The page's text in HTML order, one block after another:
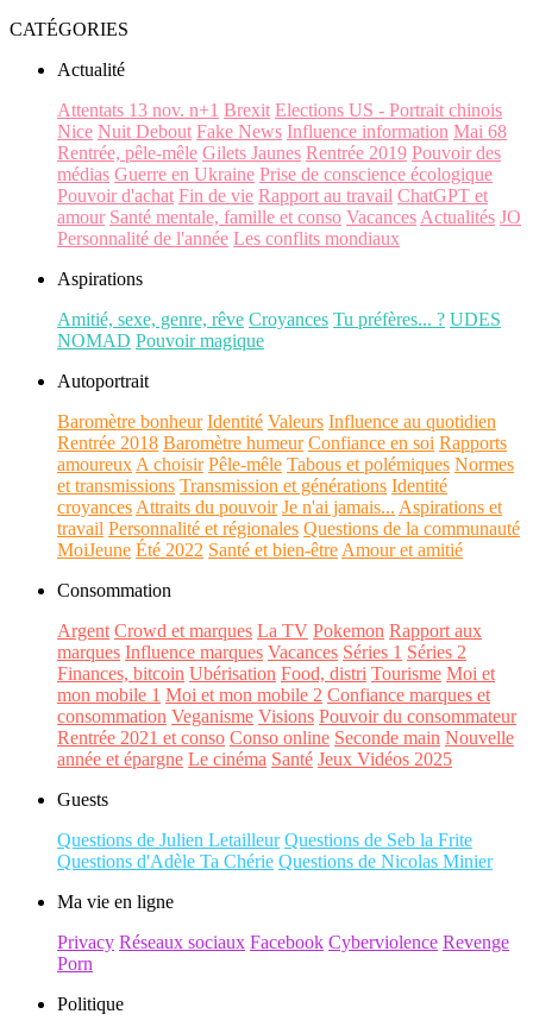
CATÉGORIES
Actualité
Attentats 13 nov. n+1 Brexit Elections US - Portrait chinois
Nice Nuit Debout Fake News Influence information Mai 68
Rentrée, pêle-mêle Gilets Jaunes Rentrée 2019 Pouvoir des
médias Guerre en Ukraine Prise de conscience écologique
Pouvoir d'achat Fin de vie Rapport au travail ChatGPT et
amour Santé mentale, famille et conso Vacances Actualités JO
Personnalité de l'année Les conflits mondiaux
Aspirations
Amitié, sexe, genre, rêve Croyances Tu préfères... ? UDES
NOMAD Pouvoir magique
Autoportrait
Baromètre bonheur Identité Valeurs Influence au quotidien
Rentrée 2018 Baromètre humeur Confiance en soi Rapports
amoureux A choisir Pêle-mêle Tabous et polémiques Normes
et transmissions Transmission et générations Identité
croyances Attraits du pouvoir Je n'ai jamais... Aspirations et
travail Personnalité et régionales Questions de la communauté
MoiJeune Été 2022 Santé et bien-être Amour et amitié
Consommation
Argent Crowd et marques La TV Pokemon Rapport aux
marques Influence marques Vacances Séries 1 Séries 2
Finances, bitcoin Ubérisation Food, distri Tourisme Moi et
mon mobile 1 Moi et mon mobile 2 Confiance marques et
consommation Veganisme Visions Pouvoir du consommateur
Rentrée 2021 et conso Conso online Seconde main Nouvelle
année et épargne Le cinéma Santé Jeux Vidéos 2025
Guests
Questions de Julien Letailleur Questions de Seb la Frite
Questions d'Adèle Ta Chérie Questions de Nicolas Minier
Ma vie en ligne
Privacy Réseaux sociaux Facebook Cyberviolence Revenge
Porn
Politique